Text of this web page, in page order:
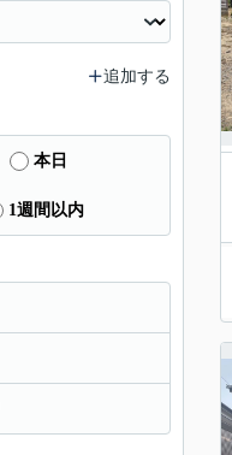
追加する
本日
1週間以内